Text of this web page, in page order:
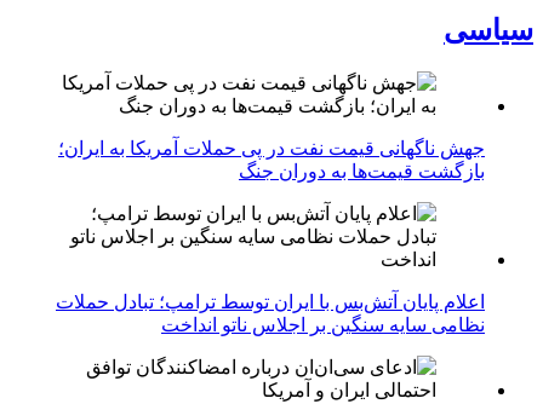
سیاسی
جهش ناگهانی قیمت نفت در پی حملات آمریکا به ایران؛
بازگشت قیمت‌ها به دوران جنگ
اعلام پایان آتش‌بس با ایران توسط ترامپ؛ تبادل حملات
نظامی سایه سنگین بر اجلاس ناتو انداخت